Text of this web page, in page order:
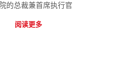
的总裁兼首席执行官
阅读更多